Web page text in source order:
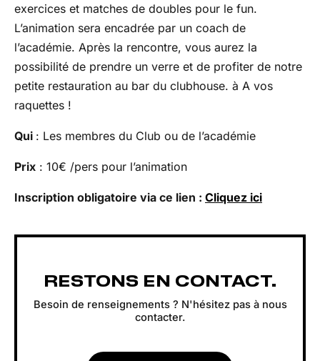
exercices et matches de doubles pour le fun.
L’animation sera encadrée par un coach de
l’académie. Après la rencontre, vous aurez la
possibilité de prendre un verre et de profiter de notre
petite restauration au bar du clubhouse. à A vos
raquettes !
Qui : Les membres du Club ou de l’académie
Prix : 10€ /pers pour l’animation
Inscription obligatoire via ce lien : Cliquez ici
RESTONS EN CONTACT.
Besoin de renseignements ? N'hésitez pas à nous
contacter.